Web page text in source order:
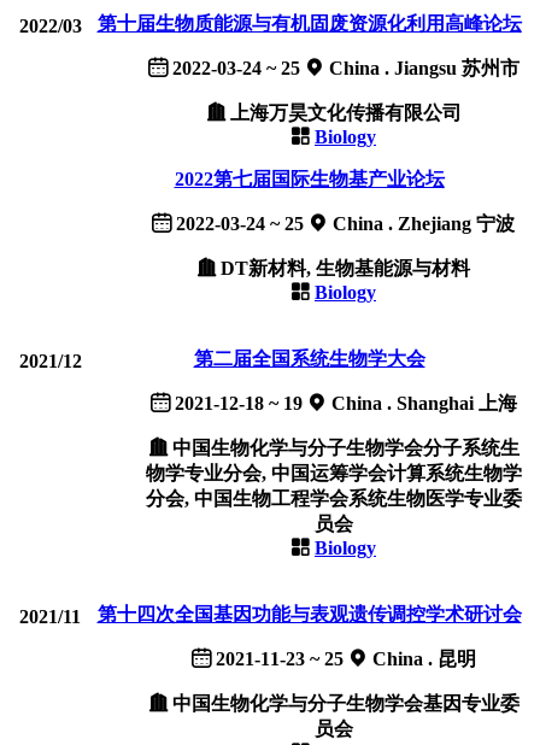
2022/03 第十届生物质能源与有机固废资源化利用高峰论坛
2022-03-24 ~ 25 China . Jiangsu 苏州市
上海万昊文化传播有限公司
Biology
2022第七届国际生物基产业论坛
2022-03-24 ~ 25 China . Zhejiang 宁波
DT新材料, 生物基能源与材料
Biology
2021/12 第二届全国系统生物学大会
2021-12-18 ~ 19 China . Shanghai 上海
中国生物化学与分子生物学会分子系统生
物学专业分会, 中国运筹学会计算系统生物学
分会, 中国生物工程学会系统生物医学专业委
员会
Biology
2021/11 第十四次全国基因功能与表观遗传调控学术研讨会
2021-11-23 ~ 25 China . 昆明
中国生物化学与分子生物学会基因专业委
员会